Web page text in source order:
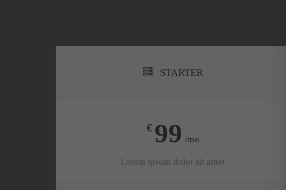
STARTER
€ 99 /mo
Lorem ipsum dolor sit amet